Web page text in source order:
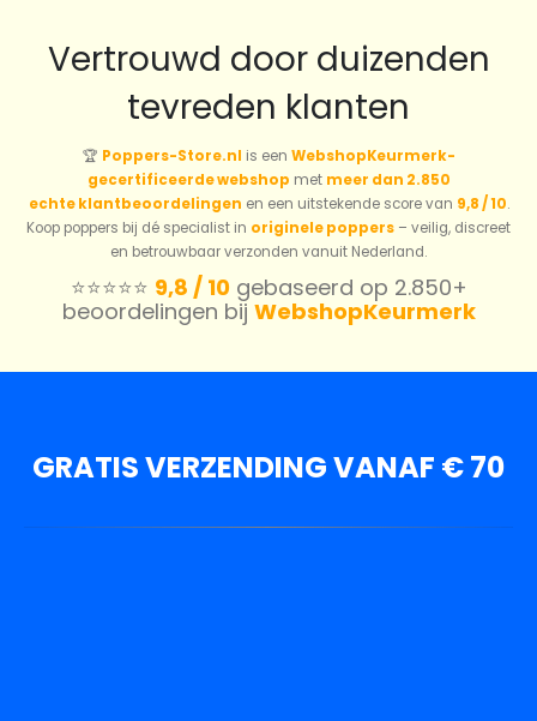
Vertrouwd door duizenden
tevreden klanten
🏆 Poppers-Store.nl is een WebshopKeurmerk-
gecertificeerde webshop met meer dan 2.850
echte klantbeoordelingen en een uitstekende score van 9,8 / 10.
Koop poppers bij dé specialist in originele poppers – veilig, discreet
en betrouwbaar verzonden vanuit Nederland.
⭐️⭐️⭐️⭐️⭐️ 9,8 / 10gebaseerd op 2.850+
beoordelingen bij WebshopKeurmerk
GRATIS VERZENDING VANAF € 70